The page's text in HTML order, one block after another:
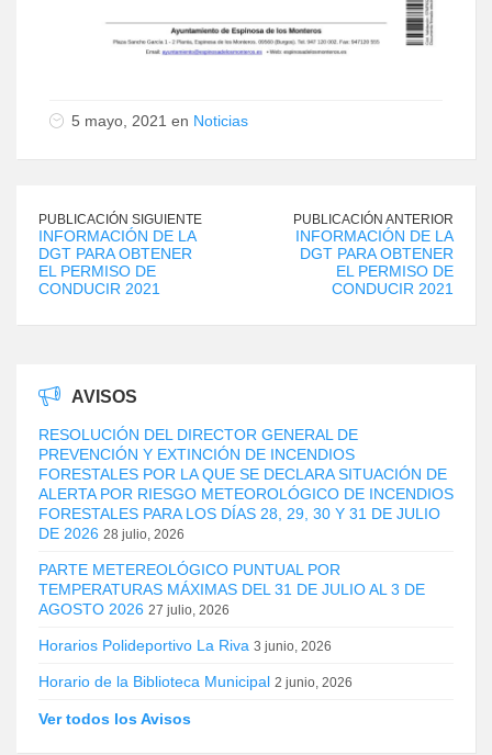
5 mayo, 2021 en Noticias
PUBLICACIÓN SIGUIENTE
INFORMACIÓN DE LA
DGT PARA OBTENER
EL PERMISO DE
CONDUCIR 2021
PUBLICACIÓN ANTERIOR
INFORMACIÓN DE LA
DGT PARA OBTENER
EL PERMISO DE
CONDUCIR 2021
AVISOS
RESOLUCIÓN DEL DIRECTOR GENERAL DE
PREVENCIÓN Y EXTINCIÓN DE INCENDIOS
FORESTALES POR LA QUE SE DECLARA SITUACIÓN DE
ALERTA POR RIESGO METEOROLÓGICO DE INCENDIOS
FORESTALES PARA LOS DÍAS 28, 29, 30 Y 31 DE JULIO
DE 2026 28 julio, 2026
PARTE METEREOLÓGICO PUNTUAL POR
TEMPERATURAS MÁXIMAS DEL 31 DE JULIO AL 3 DE
AGOSTO 2026 27 julio, 2026
Horarios Polideportivo La Riva 3 junio, 2026
Horario de la Biblioteca Municipal 2 junio, 2026
Ver todos los Avisos